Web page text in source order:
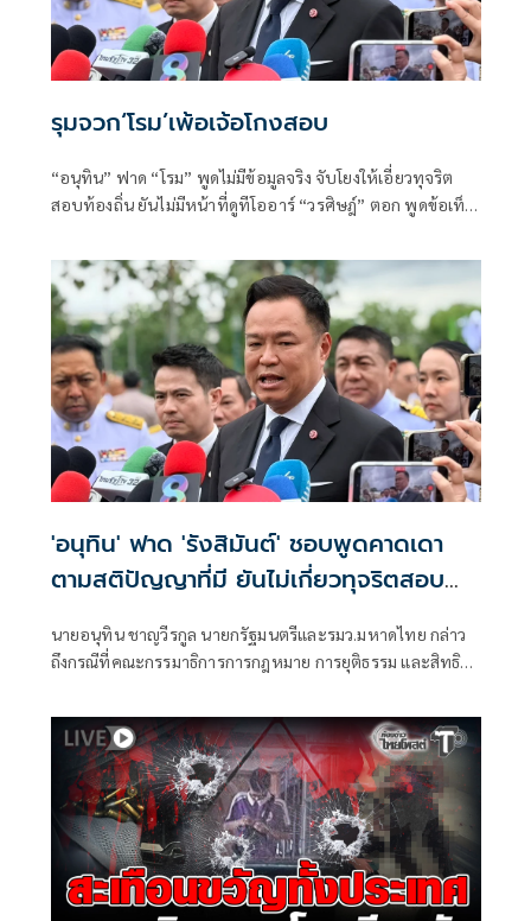
รุมจวก‘โรม’เพ้อเจ้อโกงสอบ
“อนุทิน” ฟาด “โรม” พูดไม่มีข้อมูลจริง จับโยงให้เอี่ยวทุจริต
สอบท้องถิ่น ยันไม่มีหน้าที่ดูทีโออาร์ “วรศิษฎ์” ตอก พูดข้อเท็จ
'อนุทิน' ฟาด 'รังสิมันต์' ชอบพูดคาดเดา
ตามสติปัญญาที่มี ยันไม่เกี่ยวทุจริตสอบ
นายอนุทิน ชาญวีรกูล นายกรัฐมนตรีและรมว.มหาดไทย กล่าว
ถึงกรณีที่คณะกรรมาธิการการกฎหมาย การยุติธรรม และสิทธิ
กรรมาธิการ มีการอ้างชื่อนายกรัฐมนตรี เข้าไปเกี่ยวข้องกับการ
ทุจริตสอบท้องถิ่น